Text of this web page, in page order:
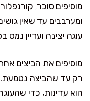
מוסיפים סוכר,
ומערבבים עד שאין
עוגה יציבה ועדיין נמס
מוסיפים את הביצים
רק עד שהביצה נטמעת.
הוא עדינות, כדי